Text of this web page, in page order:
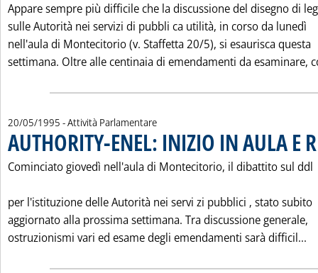
Appare sempre più difficile che la discussione del disegno di
sulle Autorità nei servizi di pubbli ca utilità, in corso da lunedì
nell'aula di Montecitorio (v. Staffetta 20/5), si esaurisca questa
settimana. Oltre alle centinaia di emendamenti da esaminare,
20/05/1995 - Attività Parlamentare
AUTHORITY-ENEL: INIZIO IN AULA E
Cominciato giovedì nell'aula di Montecitorio, il dibattito sul ddl
per l'istituzione delle Autorità nei servi zi pubblici ‚ stato subito
aggiornato alla prossima settimana. Tra discussione generale,
ostruzionismi vari ed esame degli emendamenti sarà difficil...